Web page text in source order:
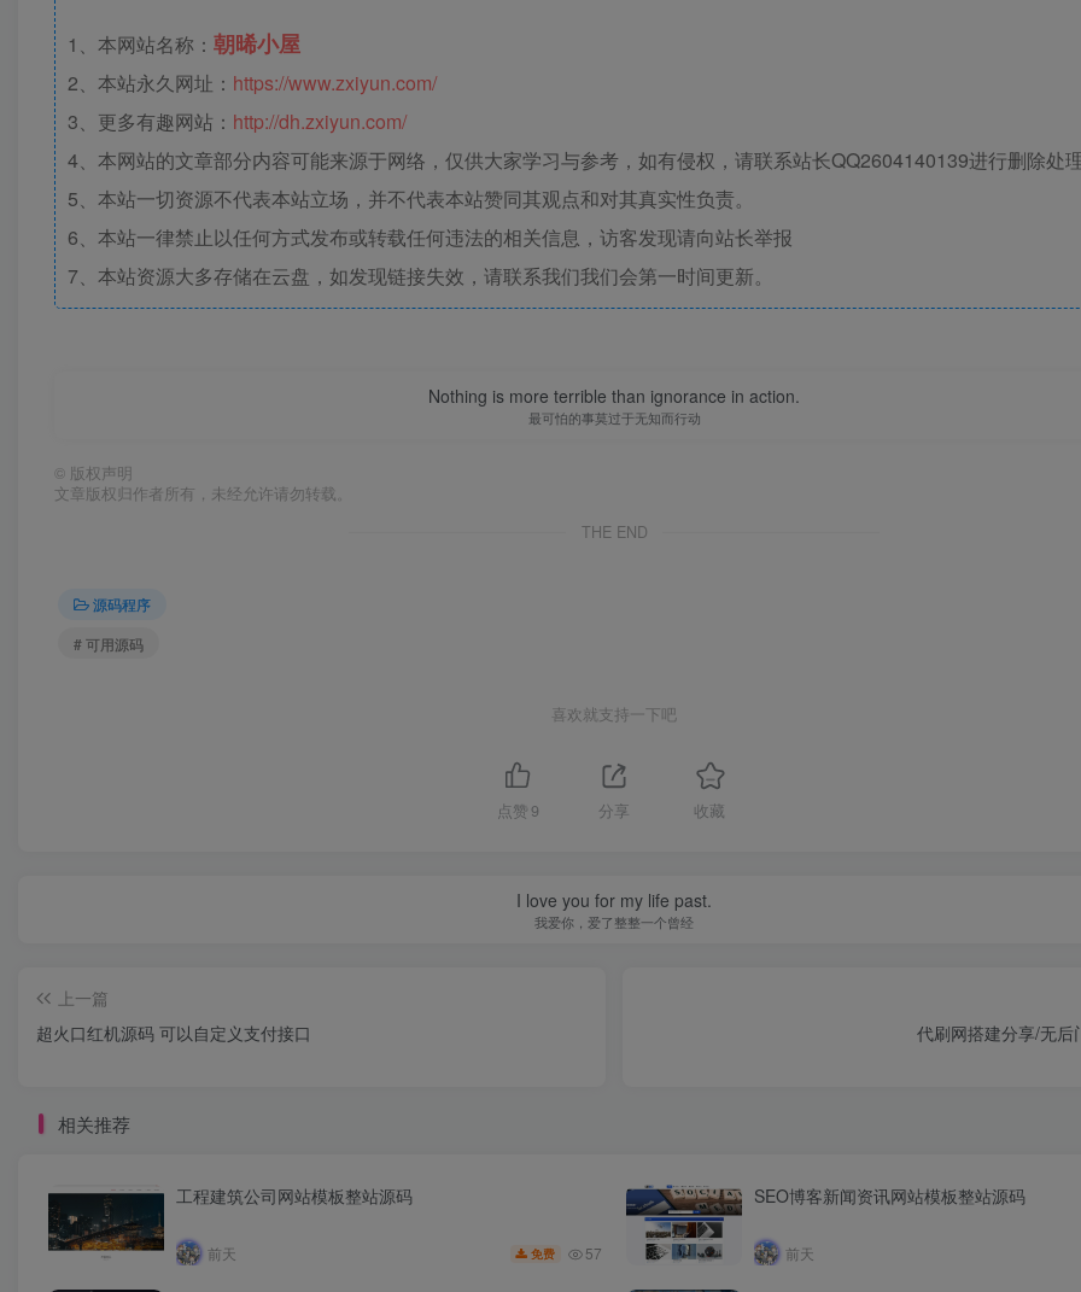
1、本网站名称： 朝晞小屋
2、本站永久网址： https://www.zxiyun.com/
3、更多有趣网站： http://dh.zxiyun.com/
4、本网站的文章部分内容可能来源于网络，仅供大家学习与参考，如有侵权，请联系站长QQ2604140139进行删除处
5、本站一切资源不代表本站立场，并不代表本站赞同其观点和对其真实性负责。
6、本站一律禁止以任何方式发布或转载任何违法的相关信息，访客发现请向站长举报
7、本站资源大多存储在云盘，如发现链接失效，请联系我们我们会第一时间更新。
Nothing is more terrible than ignorance in action.
最可怕的事莫过于无知而行动
© 版权声明
文章版权归作者所有，未经允许请勿转载。
THE END
源码程序
# 可用源码
喜欢就支持一下吧
点赞 9 分享 收藏
I love you for my life past.
我爱你，爱了整整一个曾经
上一篇
超火口红机源码 可以自定义支付接口
代刷网搭建分享/无后
相关推荐
工程建筑公司网站模板整站源码
前天 免费 57
SEO博客新闻资讯网站模板整站源码
前天